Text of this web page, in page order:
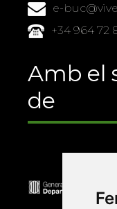
e-
+34 964 72
Amb el
de